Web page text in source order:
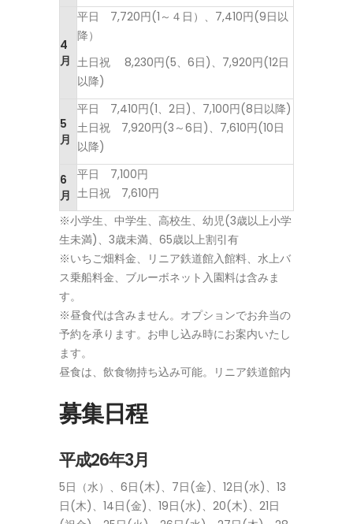
4
月
平日 7,720円(1～４日）、7,410円(9日以
降）
土日祝 8,230円(5、6日)、7,920円(12日
以降)
5
月
平日 7,410円(1、2日)、7,100円(8日以降)
土日祝 7,920円(3～6日)、7,610円(10日
以降)
6
月
平日 7,100円
土日祝 7,610円
※小学生、中学生、高校生、幼児(3歳以上小学
生未満)、3歳未満、65歳以上割引有
※いちご畑料金、リニア鉄道館入館料、水上バ
ス乗船料金、ブルーボネット入園料は含みま
す。
※昼食代は含みません。オプションでお弁当の
予約を承ります。お申し込み時にお案内いたし
ます。
昼食は、飲食物持ち込み可能。リニア鉄道館内
募集日程
平成26年3月
5日（水）、6日(木)、7日(金)、12日(水)、13
日(木)、14日(金)、19日(水)、20(木)、21日